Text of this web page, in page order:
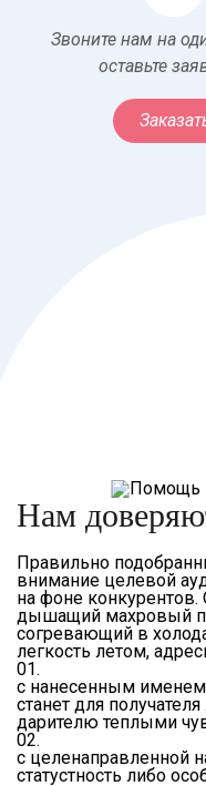
Звоните нам на
оставьте
Нам
Правильно
внимание целевой
на фоне
дышащий махровый
согревающий в
легкость летом,
01.
с нанесенным
станет для
дарителю теплыми
02.
с целенаправленной
статустность либо